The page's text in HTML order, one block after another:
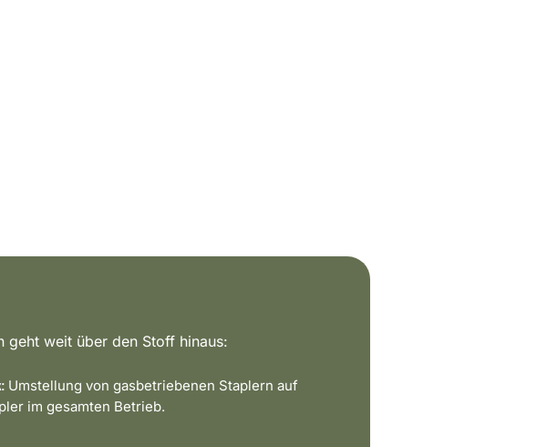
geht weit über den Stoff hinaus:
Umstellung von gasbetriebenen Staplern auf
im gesamten Betrieb.